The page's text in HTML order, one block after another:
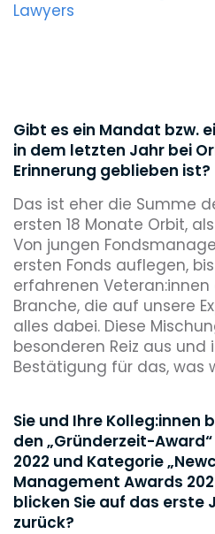
Lawyers
Gibt es ein Mandat bzw.
in dem letzten Jahr bei
Erinnerung geblieben ist?
Das ist eher die Summe
ersten 18 Monate Orbit,
Von jungen
ersten Fonds auflegen,
erfahrenen
Branche, die auf unsere
alles dabei. Diese
besonderen Reiz aus und
Bestätigung für das,
Sie und Ihre Kolleg:innen
den „Gründerzeit-
2022 und Kategorie
Management Awards
blicken Sie auf das erste
zurück?